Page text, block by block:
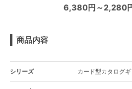
6,380円～2,280
商品内容
シリーズ カード型カタログ